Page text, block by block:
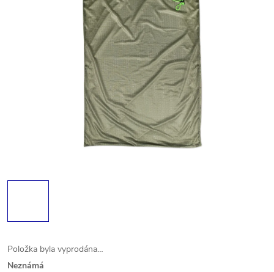
Položka byla vyprodána…
Neznámá